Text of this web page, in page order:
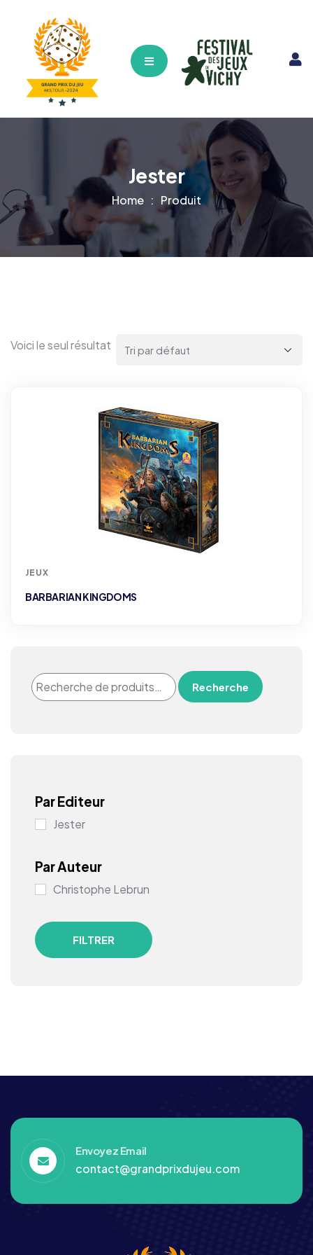
Hamburger Toggle Menu
Jester
Home Produit
Voici le seul résultat
JEUX
BARBARIAN KINGDOMS
Recherche
Par Editeur
Jester
Par Auteur
Christophe Lebrun
FILTRER
Envoyez Email
contact@grandprixdujeu.com